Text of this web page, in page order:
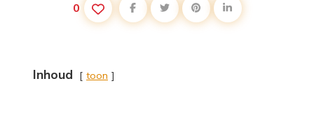
0
Inhoud toon